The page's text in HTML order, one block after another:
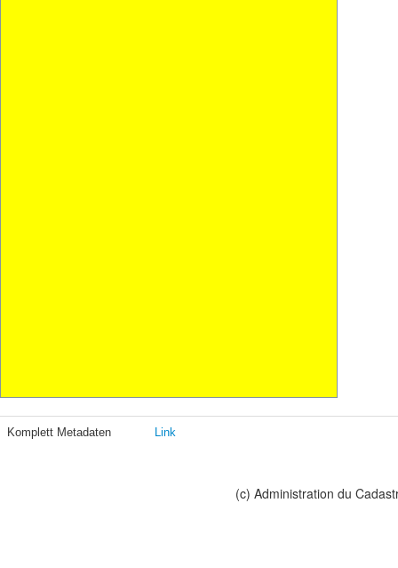
Komplett Metadaten Link
(c) Administration du